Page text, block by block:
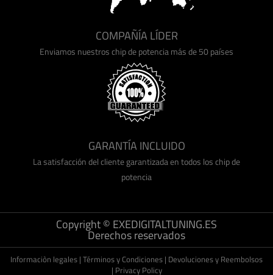
COMPAÑÍA LÍDER
Enviamos nuestros chip de potencia más de 50 países
GARANTÍA INCLUIDO
La satisfacción del cliente garantizada en todos los chip de
potencia
Copyright © EXEDIGITALTUNING.ES
Derechos reservados
Informaciòn legales | Términos y Condiciones | Devoluciones y Reembolsos
| Privacy Policy